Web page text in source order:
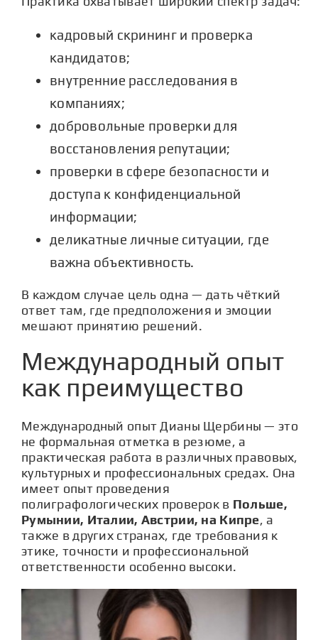
кадровый скрининг и проверка
кандидатов;
внутренние расследования в
компаниях;
добровольные проверки для
восстановления репутации;
проверки в сфере безопасности и
доступа к конфиденциальной
информации;
деликатные личные ситуации, где
важна объективность.
В каждом случае цель одна — дать чёткий
ответ там, где предположения и эмоции
мешают принятию решений.
Международный опыт
как преимущество
Международный опыт Дианы Щербины — это
не формальная отметка в резюме, а
практическая работа в различных правовых,
культурных и профессиональных средах. Она
имеет опыт проведения
полиграфологических проверок в Польше,
Румынии, Италии, Австрии, на Кипре, а
также в других странах, где требования к
этике, точности и профессиональной
ответственности особенно высоки.